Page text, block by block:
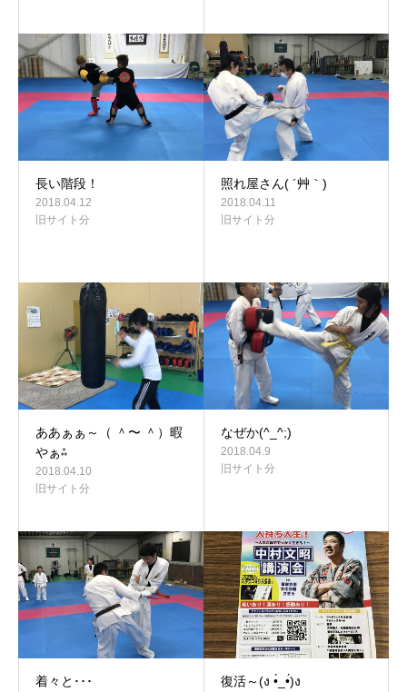
長い階段！
2018.04.12
旧サイト分
照れ屋さん( ´艸｀)
2018.04.11
旧サイト分
ああぁぁ～（ ＾〜 ＾）暇
やぁ⁂
2018.04.10
旧サイト分
なぜか(^_^;)
2018.04.9
旧サイト分
着々と･･･ 復活～(ง •̀_•́)ง